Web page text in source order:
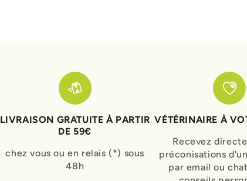
LIVRAISON GRATUITE À PARTIR
DE 59€
chez vous ou en relais (*) sous
48h
VÉTÉRINAIRE À
Recevez
préconisations
par email ou